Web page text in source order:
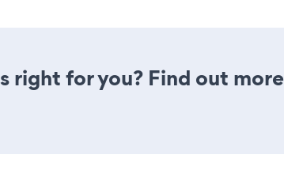
right for you? Find out